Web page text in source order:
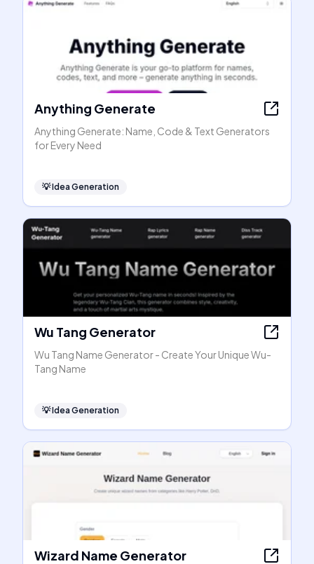
Anything Generate
Anything Generate: Name, Code & Text Generators
for Every Need
💡Idea Generation
Wu Tang Generator
Wu Tang Name Generator - Create Your Unique Wu-
Tang Name
💡Idea Generation
Wizard Name Generator